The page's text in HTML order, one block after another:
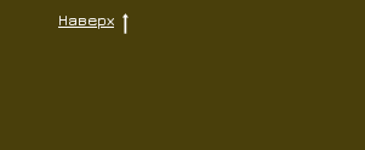
Наверх